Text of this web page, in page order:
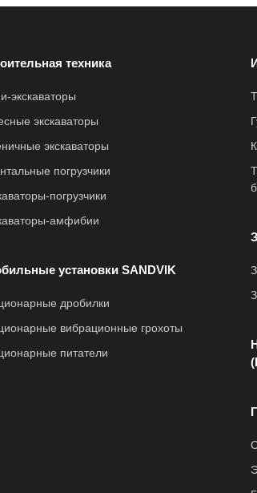
техника
экскаваторы
экскаваторы
экскаваторы
погрузчики
погрузчики
амфибии
установки SANDVIK
дробилки
вибрационные грохоты
питатели